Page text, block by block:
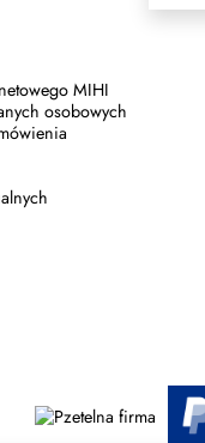
MIHI
osobowych